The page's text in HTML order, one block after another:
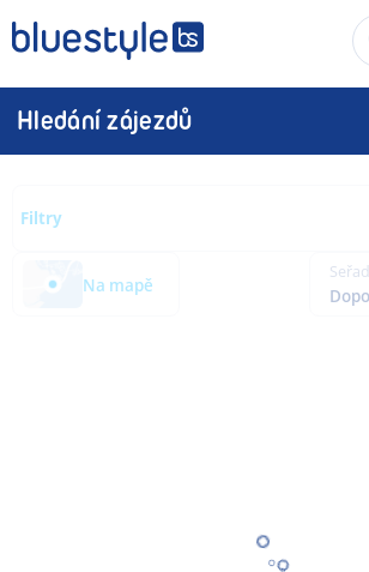
Hledání zájezdů
Filtry
Na mapě